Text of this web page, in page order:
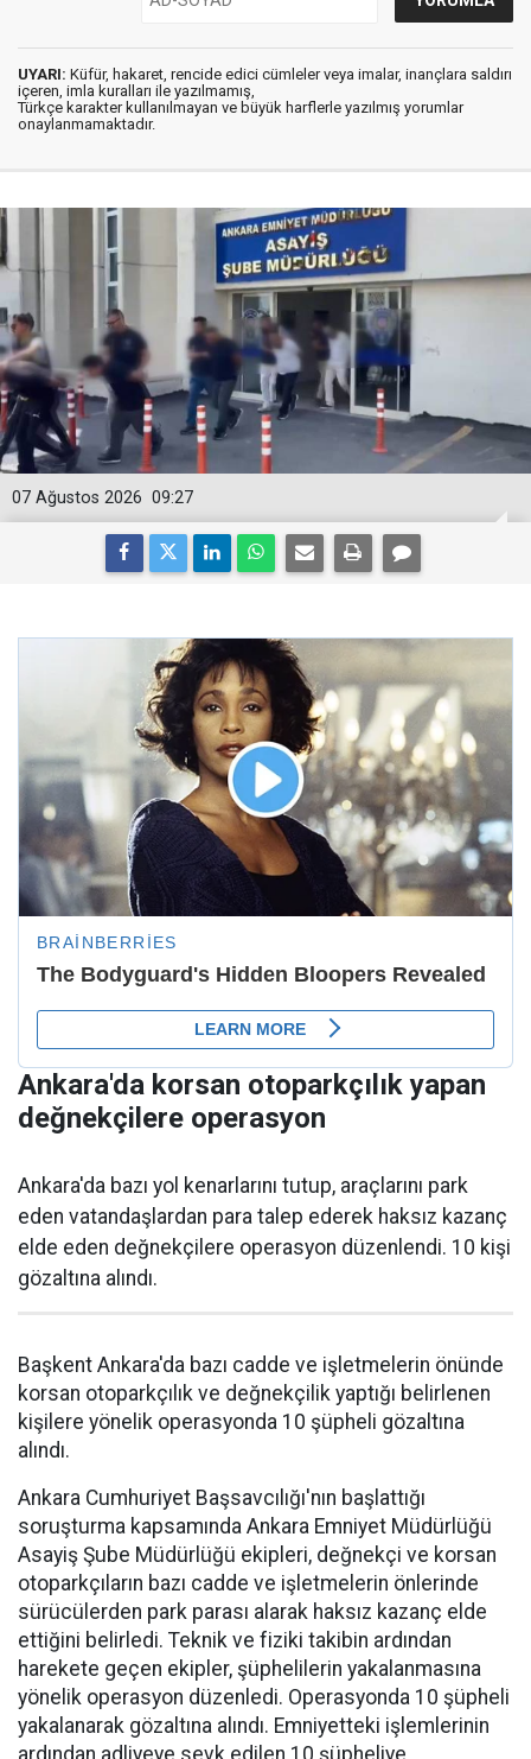
UYARI: Küfür, hakaret, rencide edici cümleler veya imalar, inançlara saldırı
içeren, imla kuralları ile yazılmamış,
Türkçe karakter kullanılmayan ve büyük harflerle yazılmış yorumlar
onaylanmamaktadır.
09:27
07 Ağustos 2026
Ankara'da korsan otoparkçılık yapan
değnekçilere operasyon
Ankara'da bazı yol kenarlarını tutup, araçlarını park
eden vatandaşlardan para talep ederek haksız kazanç
elde eden değnekçilere operasyon düzenlendi. 10 kişi
gözaltına alındı.
Başkent Ankara'da bazı cadde ve işletmelerin önünde
korsan otoparkçılık ve değnekçilik yaptığı belirlenen
kişilere yönelik operasyonda 10 şüpheli gözaltına
alındı.
Ankara Cumhuriyet Başsavcılığı'nın başlattığı
soruşturma kapsamında Ankara Emniyet Müdürlüğü
Asayiş Şube Müdürlüğü ekipleri, değnekçi ve korsan
otoparkçıların bazı cadde ve işletmelerin önlerinde
sürücülerden park parası alarak haksız kazanç elde
ettiğini belirledi. Teknik ve fiziki takibin ardından
harekete geçen ekipler, şüphelilerin yakalanmasına
yönelik operasyon düzenledi. Operasyonda 10 şüpheli
yakalanarak gözaltına alındı. Emniyetteki işlemlerinin
ardından adliyeye sevk edilen 10 şüpheliye,